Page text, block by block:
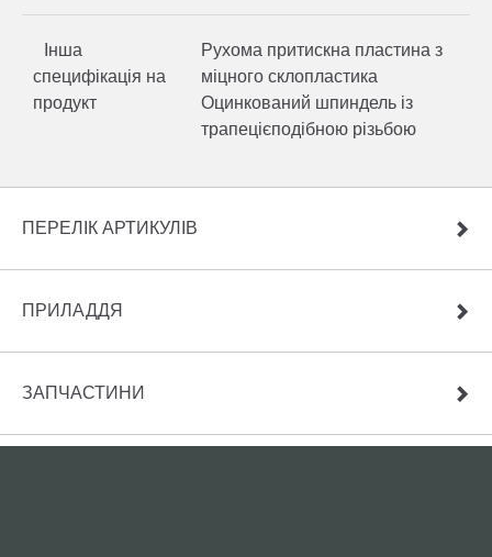
Інша
специфікація на
продукт
Рухома притискна пластина з
міцного склопластика
Оцинкований шпиндель із
трапецієподібною різьбою
ПЕРЕЛІК АРТИКУЛІВ
ПРИЛАДДЯ
ЗАПЧАСТИНИ